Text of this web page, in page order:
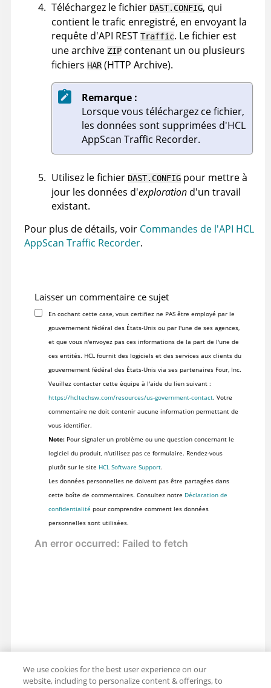
Téléchargez le fichier DAST.CONFIG, qui
contient le trafic enregistré, en envoyant la
requête d'API REST Traffic. Le fichier est
une archive ZIP contenant un ou plusieurs
fichiers HAR(HTTP Archive).
Remarque :
Lorsque vous téléchargez ce fichier,
les données sont supprimées d'HCL
AppScan Traffic Recorder.
Utilisez le fichier DAST.CONFIG pour mettre à
jour les données d'exploration d'un travail
existant.
Pour plus de détails, voir Commandes de l'API HCL
AppScan Traffic Recorder.
Laisser un commentaire ce sujet
En cochant cette case, vous certifiez ne PAS être employé par le
gouvernement fédéral des États-Unis ou par l'une de ses agences,
et que vous n'envoyez pas ces informations de la part de l'une de
ces entités. HCL fournit des logiciels et des services aux clients du
gouvernement fédéral des États-Unis via ses partenaires Four, Inc.
Veuillez contacter cette équipe à l'aide du lien suivant :
https://hcltechsw.com/resources/us-government-contact. Votre
commentaire ne doit contenir aucune information permettant de
vous identifier.
Note:Pour signaler un problème ou une question concernant le
logiciel du produit, n'utilisez pas ce formulaire. Rendez-vous
plutôt sur le site HCL Software Support.
Les données personnelles ne doivent pas être partagées dans
cette boîte de commentaires. Consultez notre Déclaration de
confidentialité pour comprendre comment les données
personnelles sont utilisées.
We use cookies for the best user experience on our
website, including to personalize content & offerings, to